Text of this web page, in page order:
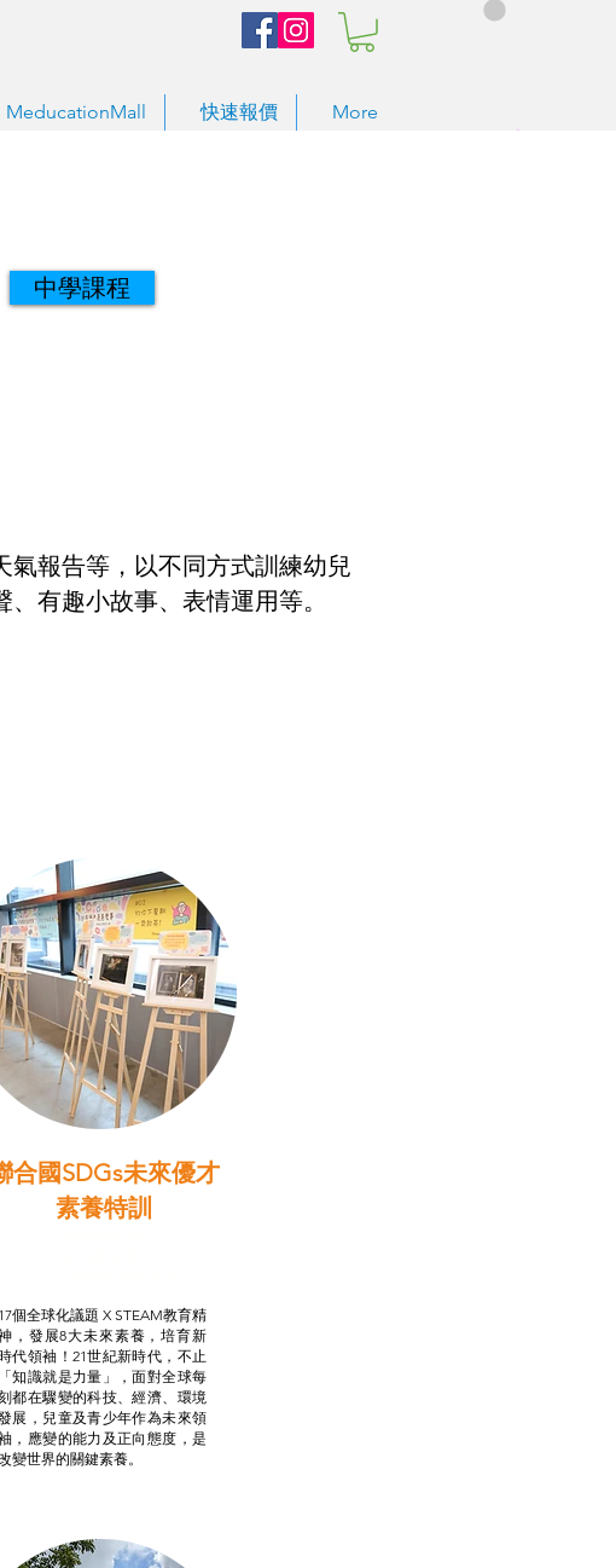
MeducationMall 快速報價 More
報告等，以不同方式訓練幼兒
有趣小故事、表情運用等。
中學課程
合國SDGs未來優才
素養特訓
17個全球化議題 X STEAM教育精
，發展8大未來素養，培育新
代領袖！21世紀新時代，不止
「知識就是力量」，面對全球每
都在驟變的科技、經濟、環境
展，兒童及青少年作為未來領
，應變的能力及正向態度，是
變世界的關鍵素養。